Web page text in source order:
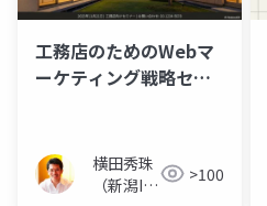
工務店のためのWebマ
ーケティング戦略セミ
横田秀珠
（新潟IT
>100